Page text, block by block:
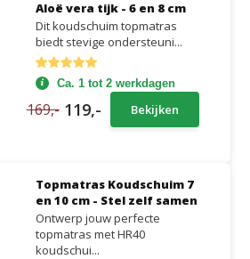
Aloë vera tijk - 6 en 8 cm
Dit koudschuim topmatras
biedt stevige ondersteuni...
Ca. 1 tot 2 werkdagen
169,- 119,- Bekijken
Topmatras Koudschuim 7
en 10 cm - Stel zelf samen
Ontwerp jouw perfecte
topmatras met HR40
koudschui...